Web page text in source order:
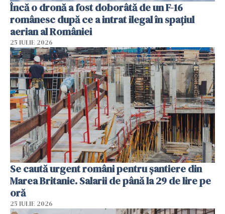
Încă o dronă a fost doborâtă de un F-16
românesc după ce a intrat ilegal în spațiul
aerian al României
25 IULIE 2026
Se caută urgent români pentru șantiere din
Marea Britanie. Salarii de până la 29 de lire pe
oră
25 IULIE 2026